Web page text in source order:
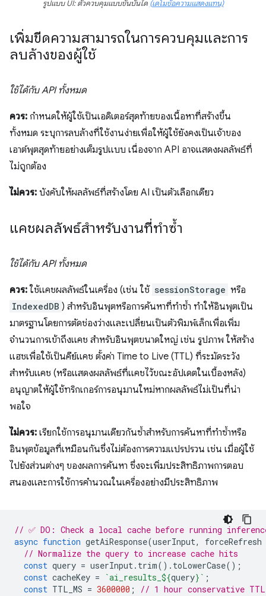
รูปแบบ UI: ตัวควบคุมแบบขั้นบันได (เดโมข้อความแสดงแทน)
เพิ่มขีดความสามารถในการควบคุมและการ
ลบล้างของผู้ใช้
ใช้ได้กับ API ทั้งหมด
ควร: กำหนดให้ผู้ใช้เป็นเอดิเตอร์สุดท้ายของเนื้อหาที่สร้างขึ้น
ทั้งหมด ระบุการลบล้างที่ใช้งานง่ายเพื่อให้ผู้ใช้ยังคงเป็นเจ้าของ
เอาต์พุตสุดท้ายอย่างเต็มรูปแบบ เนื่องจาก API อาจแสดงผลลัพธ์ที่
ไม่ถูกต้อง
ไม่ควร: บังคับให้ผลลัพธ์ที่สร้างโดย AI เป็นตัวเลือกเดียว
แคชผลลัพธ์สำหรับงานที่ทำซ้ำ
ใช้ได้กับ API ทั้งหมด
ควร: ใช้แคชผลลัพธ์ในเครื่อง (เช่น ใช้ sessionStorage หรือ
IndexedDB ) สำหรับอินพุตหรือการค้นหาที่ทำซ้ำ ทำให้อินพุตเป็น
มาตรฐานโดยการตัดช่องว่างและเปลี่ยนเป็นตัวพิมพ์เล็กเพื่อเพิ่ม
จำนวนการเข้าถึงแคช สำหรับอินพุตขนาดใหญ่ เช่น รูปภาพ ให้สร้าง
แฮชเพื่อใช้เป็นคีย์แคช ตั้งค่า Time to Live (TTL) ที่ระมัดระวัง
สำหรับแคช (หรือแสดงผลลัพธ์ที่แคชไว้ขณะอัปเดตในเบื้องหลัง)
อนุญาตให้ผู้ใช้ทริกเกอร์การอนุมานใหม่หากผลลัพธ์ไม่เป็นที่น่า
พอใจ
ไม่ควร: เรียกใช้การอนุมานเดียวกันซ้ำสำหรับการค้นหาที่ทำซ้ำหรือ
อินพุตข้อมูลที่เหมือนกันซึ่งไม่ต้องการความแปรปรวน เช่น เมื่อผู้ใช้
ไปยังส่วนต่างๆ ของผลการค้นหา ซึ่งจะเพิ่มประสิทธิภาพการตอบ
สนองและการใช้การคำนวณในเครื่องอย่างมีประสิทธิภาพ
// ✅ DO: Check a local cache before running
async function getAiResponse(userInput,
forceRefresh
// Normalize the query to increase cache hits
const query = userInput. trim(). toLowerCase();
const cacheKey = `ai_results_ ${query} ` ;
const TTL_MS = 3600000 ; // 1 hour conservative TTL